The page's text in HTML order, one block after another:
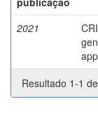
2021
Resultado 1-1